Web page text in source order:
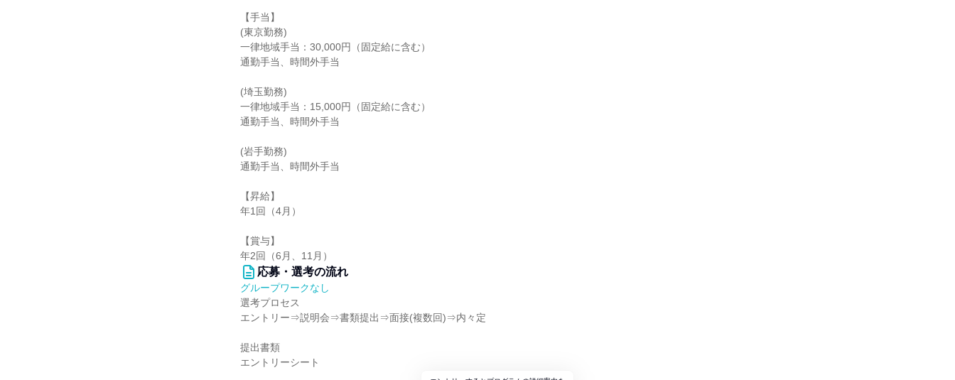
【手当】
(東京勤務)
一律地域手当：30,000円（固定給に含む）
通勤手当、時間外手当
(埼玉勤務)
一律地域手当：15,000円（固定給に含む）
通勤手当、時間外手当
(岩手勤務)
通勤手当、時間外手当
【昇給】
年1回（4月）
【賞与】
年2回（6月、11月）
応募・選考の流れ
グループワークなし
選考プロセス
エントリー⇒説明会⇒書類提出⇒面接(複数回)⇒内々定
提出書類
エントリーシート